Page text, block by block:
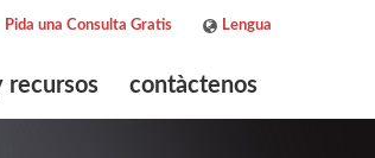
Pida una Consulta Gratis Lengua
ESPAÑOL
recursos contàctenos